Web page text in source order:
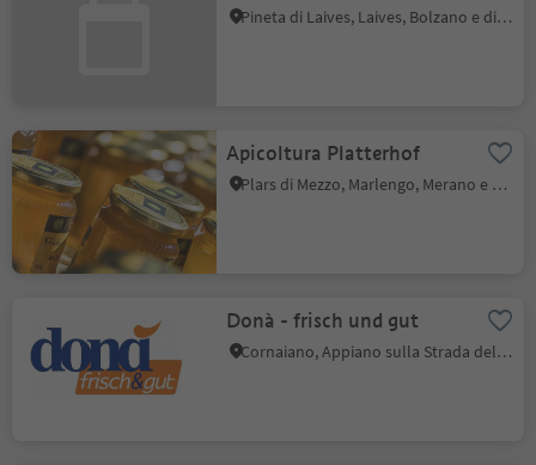
Pineta di Laives, Laives, Bolzano e dintorni
Apicoltura Platterhof
Plars di Mezzo, Marlengo, Merano e dintorni
Donà - frisch und gut
Cornaiano, Appiano sulla Strada del Vino, Strada del Vino